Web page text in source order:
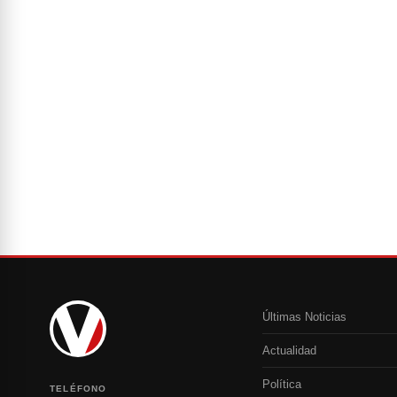
TELÉFONO
Últimas Noticias
Actualidad
Política